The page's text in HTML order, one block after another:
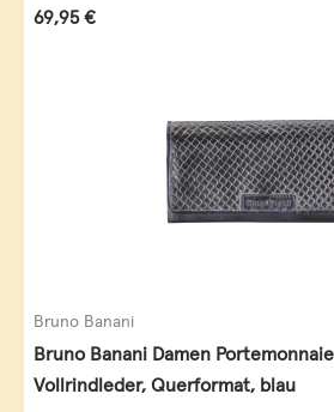
Regulärer Preis:
69,95 €
Bruno Banani
Bruno Banani Damen
Vollrindleder, Querformat, blau